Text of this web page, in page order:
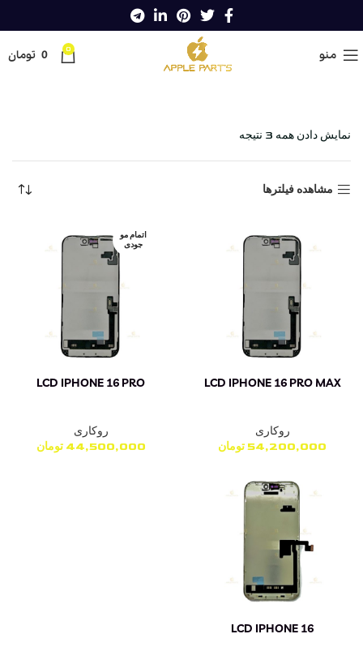
منو 0
0 تومان
نمایش دادن همه 3 نتیجه
مشاهده فیلترها
LCD IPHONE 16 PRO MAX
روکاری
54,200,000تومان
اتمام مو
جودی
LCD IPHONE 16 PRO
روکاری
44,500,000 تومان
LCD IPHONE 16